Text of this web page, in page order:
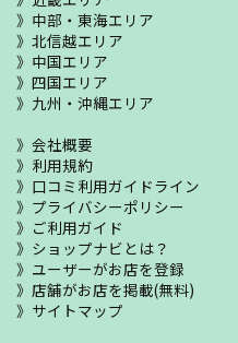
中部・東海エリア
北信越エリア
中国エリア
四国エリア
九州・沖縄エリア
会社概要
利用規約
口コミ利用ガイドライン
プライバシーポリシー
ご利用ガイド
ショップナビとは？
ユーザーがお店を登録
店舗がお店を掲載(無料)
サイトマップ